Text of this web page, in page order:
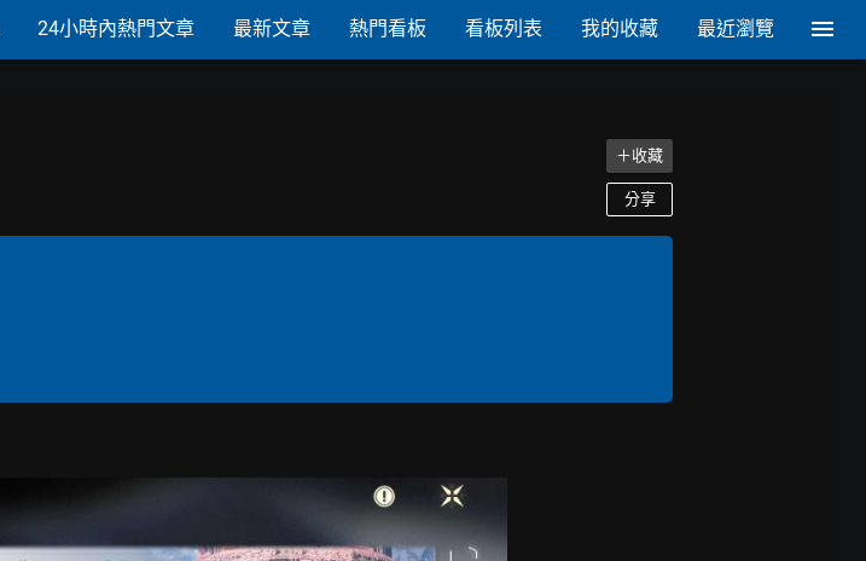
24小時內熱門文章 最新文章 熱門看板 看板列表 我的收藏 最近瀏覽
＋收藏
分享